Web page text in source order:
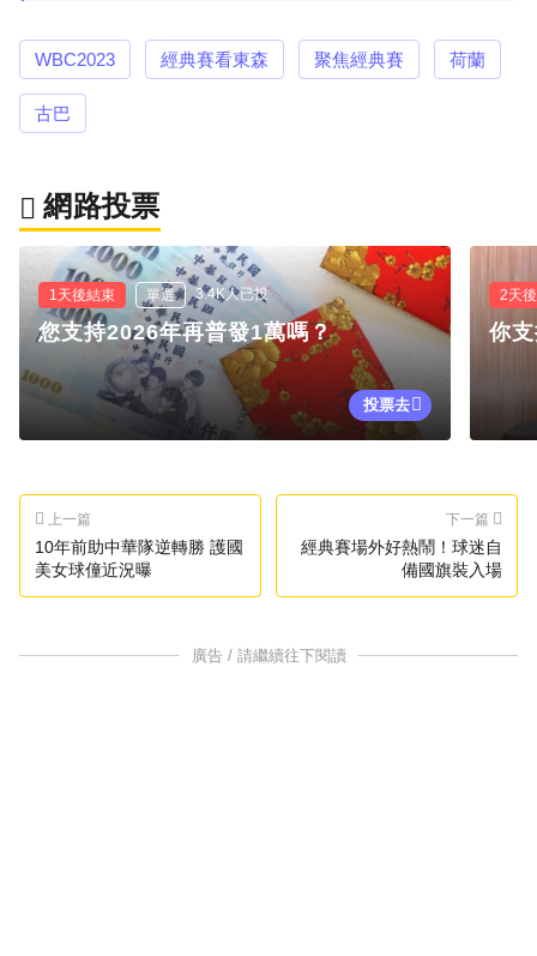
WBC2023 經典賽看東森 聚焦經典賽 荷蘭
古巴
網路投票
1天後結束 單選 3.4K人已投
您支持2026年再普發1萬嗎？
投票去
2天
你
上一篇
10年前助中華隊逆轉勝 護國
美女球僮近況曝
下一篇
經典賽場外好熱鬧！球迷自
備國旗裝入場
廣告 / 請繼續往下閱讀